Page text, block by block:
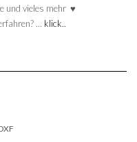
und vieles mehr ♥
… klick..